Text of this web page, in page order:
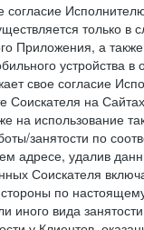
согласие
только
Приложения, а
устройства
свое согласие
на
на использование
занятости по
адресе, удалив
Соискателя
по
иного вида